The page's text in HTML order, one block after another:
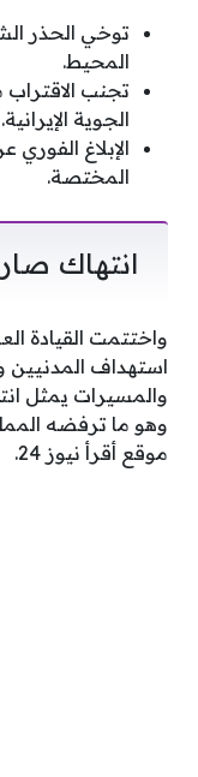
توخي الحذر
المحيط.
تجنب
الجوية الإيرانية.
الإبلاغ
المختصة.
انتهاك
واختتمت القيادة
استهداف المدنيين
والمسيرات يمثل
وهو ما ترفضه
موقع أقرأ نيوز 24.